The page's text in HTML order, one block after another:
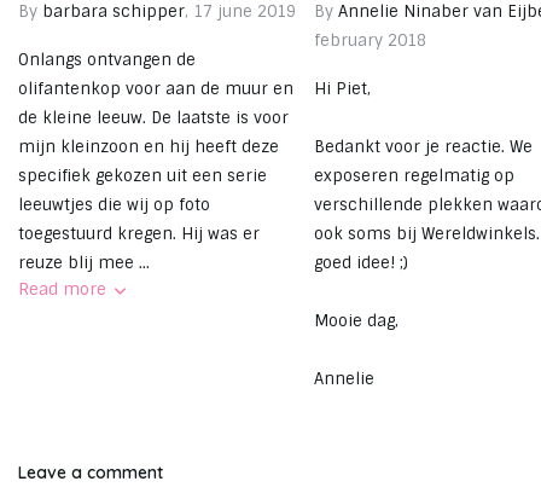
By barbara schipper, 17 june 2019
Onlangs ontvangen de
olifantenkop voor aan de muur en
de kleine leeuw. De laatste is voor
mijn kleinzoon en hij heeft deze
specifiek gekozen uit een serie
leeuwtjes die wij op foto
toegestuurd kregen. Hij was er
reuze blij mee ...
Read more
By Annelie Ninaber van
february 2018
Hi Piet,
Bedankt voor je reactie. We
exposeren regelmatig op
verschillende plekken
ook soms bij Wereldwinkels.
goed idee! ;)
Mooie dag,
Annelie
Leave a comment